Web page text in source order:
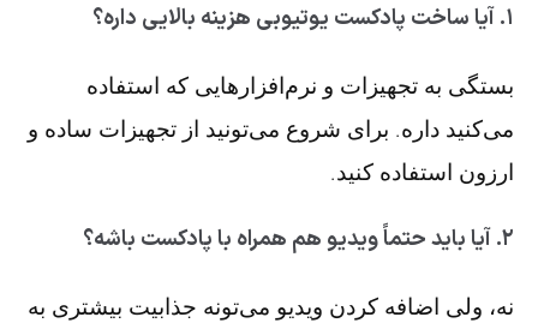
۱. آیا ساخت پادکست یوتیوبی هزینه بالایی داره؟
بستگی به تجهیزات و نرم‌افزارهایی که استفاده
می‌کنید داره. برای شروع می‌تونید از تجهیزات ساده و
ارزون استفاده کنید.
۲. آیا باید حتماً ویدیو هم همراه با پادکست باشه؟
نه، ولی اضافه کردن ویدیو می‌تونه جذابیت بیشتری به